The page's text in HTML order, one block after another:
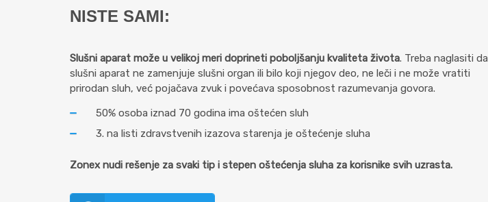
NISTE SAMI:
Slušni aparat može u velikoj meri doprineti poboljšanju kvaliteta života. Treba naglasiti da
slušni aparat ne zamenjuje slušni organ ili bilo koji njegov deo, ne leči i ne može vratiti
prirodan sluh, već pojačava zvuk i povećava sposobnost razumevanja govora.
50% osoba iznad 70 godina ima oštećen sluh
3. na listi zdravstvenih izazova starenja je oštećenje sluha
Zonex nudi rešenje za svaki tip i stepen oštećenja sluha za korisnike svih uzrasta.